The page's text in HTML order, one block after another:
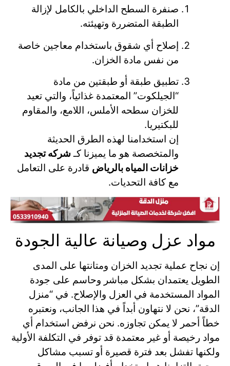
صنفرة السطح الداخلي بالكامل لإزالة
الطبقة المتضررة وتهيئته.
إصلاح أي شقوق باستخدام معاجين خاصة
من نفس مادة الخزان.
تطبيق طبقة أو طبقتين من مادة
“الجيلكوت” المعتمدة غذائياً، والتي تعيد
للخزان سطحه الأملس، اللامع، والمقاوم
للبكتيريا.
إن استخدامنا لهذه الطرق الحديثة
والمتخصصة هو ما يميزنا كـشركه تجديد
خزانات المياه بالرياض قادرة على التعامل
مع كافة التحديات.
مواد عزل وصيانة عالية الجودة
إن نجاح عملية تجديد الخزان ومتانتها على المدى
الطويل يعتمدان بشكل مباشر وحاسم على جودة
المواد المستخدمة في العزل والإصلاح. في “منزل
الدقة”، نحن لا نتهاون أبداً في هذا الجانب، ونعتبره
خطاً أحمر لا يمكن تجاوزه. نحن نرفض استخدام أي
مواد رخيصة أو غير معتمدة قد توفر في التكلفة الأولية
ولكنها تفشل بعد فترة قصيرة أو تسبب مشاكل